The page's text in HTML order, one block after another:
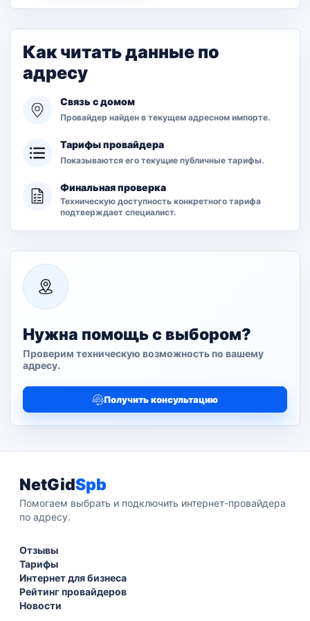
Как читать данные по
адресу
Связь с домом
Провайдер найден в текущем адресном импорте.
Тарифы провайдера
Показываются его текущие публичные тарифы.
Финальная проверка
Техническую доступность конкретного тарифа
подтверждает специалист.
Нужна помощь с выбором?
Проверим техническую возможность по вашему
адресу.
Получить консультацию
NetGidSpb
Помогаем выбрать и подключить интернет-провайдера
по адресу.
Отзывы
Тарифы
Интернет для бизнеса
Рейтинг провайдеров
Новости